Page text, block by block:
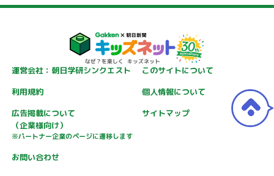
運営会社：朝日学研シンクエスト
このサイトについて
利用規約
個人情報について
広告掲載について
（企業様向け）
※パートナー企業のページに遷移します
サイトマップ
お問い合わせ